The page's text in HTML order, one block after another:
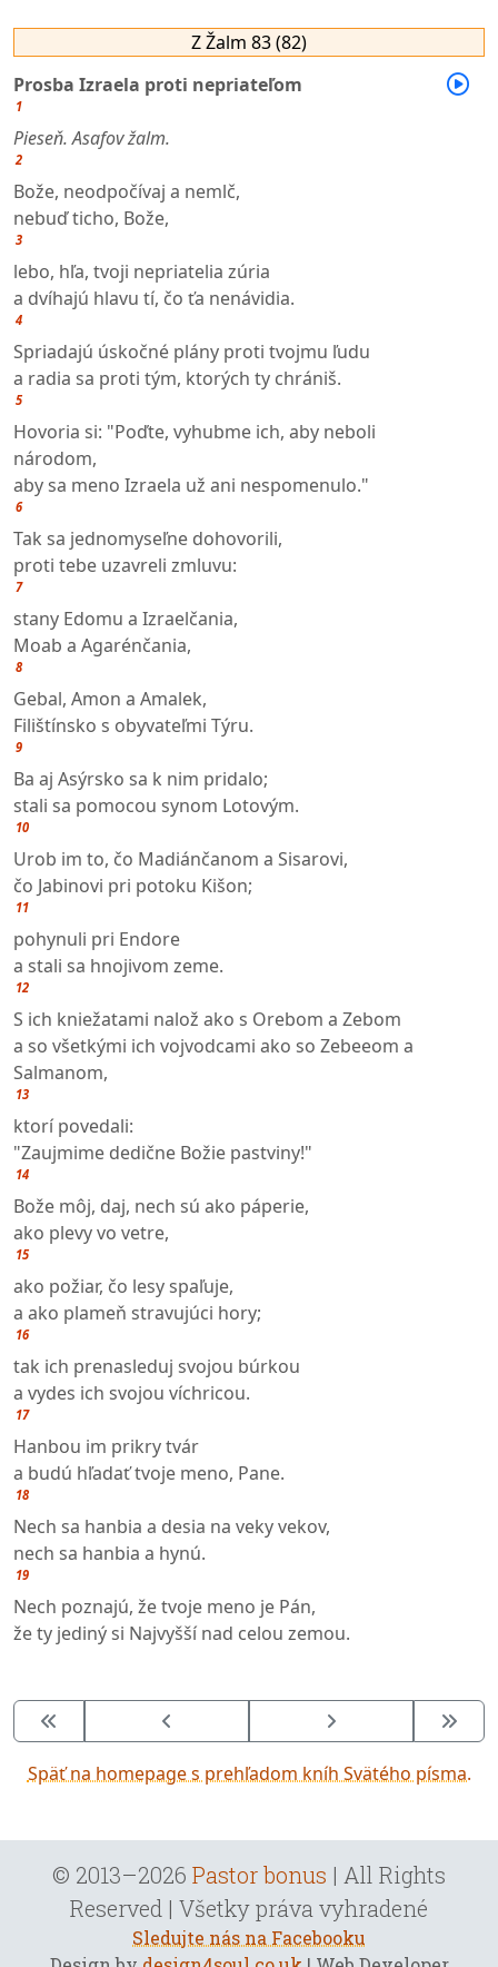
Z Žalm 83 (82)
Prosba Izraela proti nepriateľom
1
Pieseň. Asafov žalm.
2
Bože, neodpočívaj a nemlč,
nebuď ticho, Bože,
3
lebo, hľa, tvoji nepriatelia zúria
a dvíhajú hlavu tí, čo ťa nenávidia.
4
Spriadajú úskočné plány proti tvojmu ľudu
a radia sa proti tým, ktorých ty chrániš.
5
Hovoria si: "Poďte, vyhubme ich, aby neboli
národom,
aby sa meno Izraela už ani nespomenulo."
6
Tak sa jednomyseľne dohovorili,
proti tebe uzavreli zmluvu:
7
stany Edomu a Izraelčania,
Moab a Agarénčania,
8
Gebal, Amon a Amalek,
Filištínsko s obyvateľmi Týru.
9
Ba aj Asýrsko sa k nim pridalo;
stali sa pomocou synom Lotovým.
10
Urob im to, čo Madiánčanom a Sisarovi,
čo Jabinovi pri potoku Kišon;
11
pohynuli pri Endore
a stali sa hnojivom zeme.
12
S ich kniežatami nalož ako s Orebom a Zebom
a so všetkými ich vojvodcami ako so Zebeeom a
Salmanom,
13
ktorí povedali:
"Zaujmime dedične Božie pastviny!"
14
Bože môj, daj, nech sú ako páperie,
ako plevy vo vetre,
15
ako požiar, čo lesy spaľuje,
a ako plameň stravujúci hory;
16
tak ich prenasleduj svojou búrkou
a vydes ich svojou víchricou.
17
Hanbou im prikry tvár
a budú hľadať tvoje meno, Pane.
18
Nech sa hanbia a desia na veky vekov,
nech sa hanbia a hynú.
19
Nech poznajú, že tvoje meno je Pán,
že ty jediný si Najvyšší nad celou zemou.
Späť na homepage s prehľadom kníh Svätého písma.
© 2013–2026 Pastor bonus | All Rights
Reserved | Všetky práva vyhradené
Sledujte nás na Facebooku